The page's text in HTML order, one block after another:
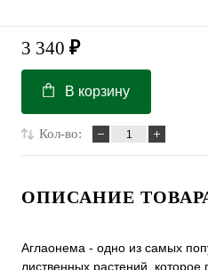
3 340 ₽
В корзину
Кол-во:
ОПИСАНИЕ
Аглаонема - одно из самых
лиственных растений,